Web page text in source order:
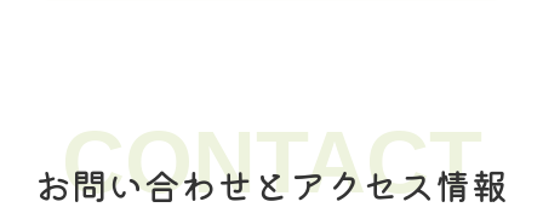
お問い合わせとアクセス情報
CONTACT